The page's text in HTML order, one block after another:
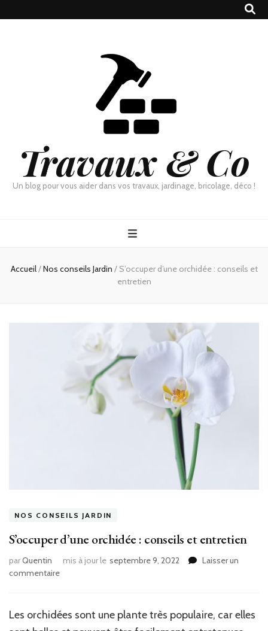
Travaux & Co
Un blog pour vous aider dans vos travaux, jardinage, bricolage, déco !
Accueil/Nos conseils Jardin / S’occuper d’une orchidée : conseils et
entretien
NOS CONSEILS JARDIN
S’occuper d’une orchidée : conseils et entretien
parQuentin mis à jour le septembre 9, 2022
Laisser un
commentairesur
orchidée
Les orchidées sont une plante très populaire, car elles